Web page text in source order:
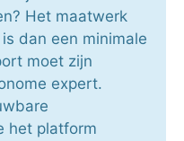
Het maatwerk
dan een minimale
moet zijn
expert.
het platform